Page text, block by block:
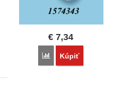
€7,34
Porovnať
Kúpiť